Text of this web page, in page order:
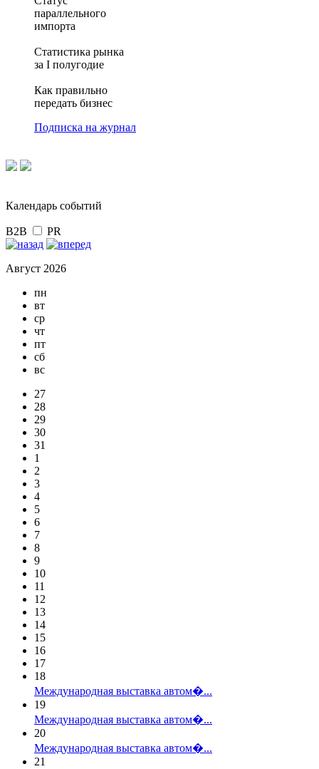
параллельного
импорта
Статистика рынка
за I полугодие
Как правильно
передать бизнес
Подписка на журнал
Календарь событий
B2B PR
Август 2026
пн
вт
ср
чт
пт
сб
вс
27
28
29
30
31
1
2
3
4
5
6
7
8
9
10
11
12
13
14
15
16
17
18
Международная выставка автом�...
19
Международная выставка автом�...
20
Международная выставка автом�...
21